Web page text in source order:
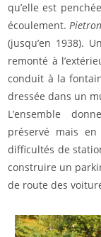
qu’elle est
écoulement.
(jusqu’en 1938).
remonté à
conduit à la
dressée dans un
L’ensemble
préservé mais
difficultés de
construire un
de route des